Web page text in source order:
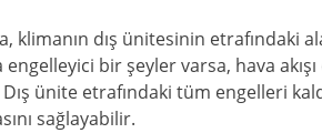
klimanın dış ünitesinin etrafındaki
engelleyici bir şeyler varsa, hava
ünite etrafındaki tüm engelleri
sağlayabilir.